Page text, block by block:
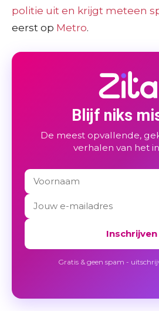
politie uit en krijgt meteen
eerst op Metro.
Blijf niks
De meest opvallende,
verhalen van het
Inschrijven
Gratis & geen spam -